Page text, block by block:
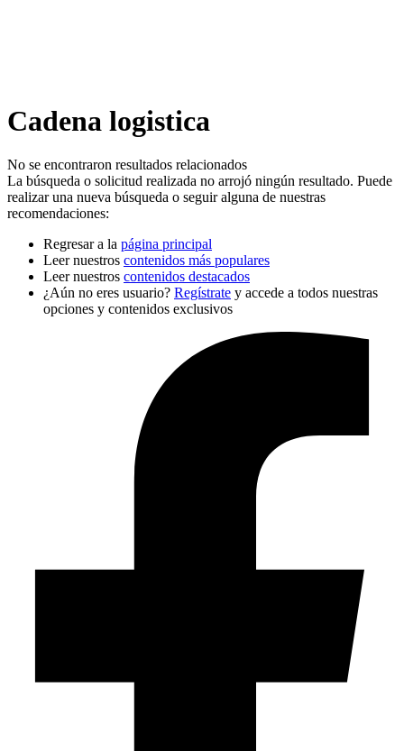
Cadena logistica
No se encontraron resultados relacionados
La búsqueda o solicitud realizada no arrojó ningún resultado. Puede
realizar una nueva búsqueda o seguir alguna de nuestras
recomendaciones:
Regresar a la página principal
Leer nuestros contenidos más populares
Leer nuestros contenidos destacados
¿Aún no eres usuario? Regístrate y accede a todos nuestras
opciones y contenidos exclusivos